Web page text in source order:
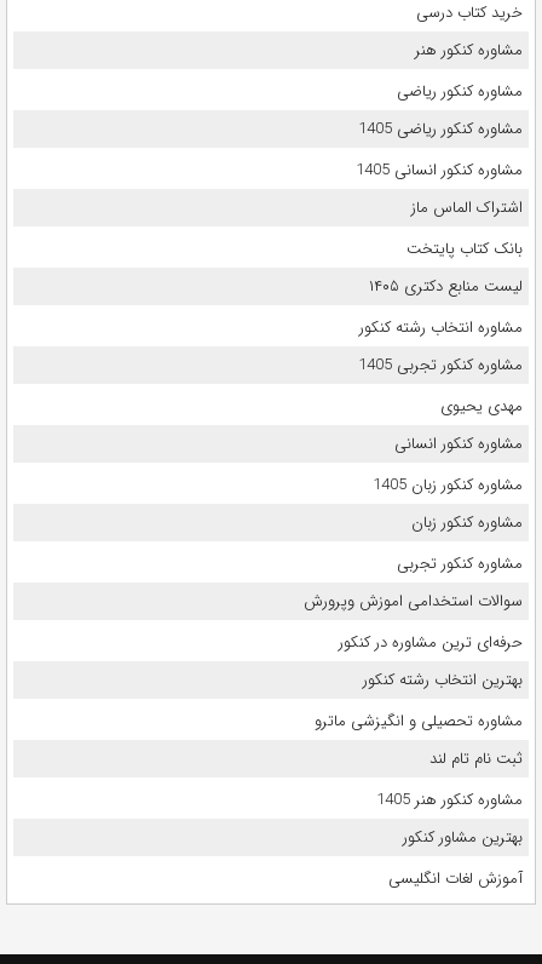
خرید کتاب درسی
مشاوره کنکور هنر
مشاوره کنکور ریاضی
مشاوره کنکور ریاضی 1405
مشاوره کنکور انسانی 1405
اشتراک الماس ماز
بانک کتاب پایتخت
لیست منابع دکتری ۱۴۰۵
مشاوره انتخاب رشته کنکور
مشاوره کنکور تجربی 1405
مهدی یحیوی
مشاوره کنکور انسانی
مشاوره کنکور زبان 1405
مشاوره کنکور زبان
مشاوره کنکور تجربی
سوالات استخدامی اموزش وپرورش
حرفه‌ای ترین مشاوره در کنکور
بهترین انتخاب رشته کنکور
مشاوره تحصیلی و انگیزشی ماترو
ثبت نام تام لند
مشاوره کنکور هنر 1405
بهترین مشاور کنکور
آموزش لغات انگلیسی